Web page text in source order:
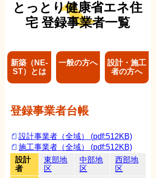
とっとり健康省エネ住
宅 登録事業者一覧
新築（NE-
ST）とは
一般の方へ
設計・施工
者の方へ
登録事業者台帳
設計事業者（全域） (pdf:512KB)
施工事業者（全域） (pdf:512KB)
設計
者
東部地
区
中部地
区
西部地
区